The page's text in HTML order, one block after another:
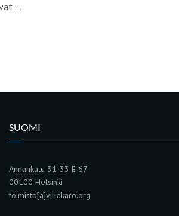
…
SUOMI
Annankatu 31-33 E 67
00100 Helsinki
toimisto[a]villakaro.org